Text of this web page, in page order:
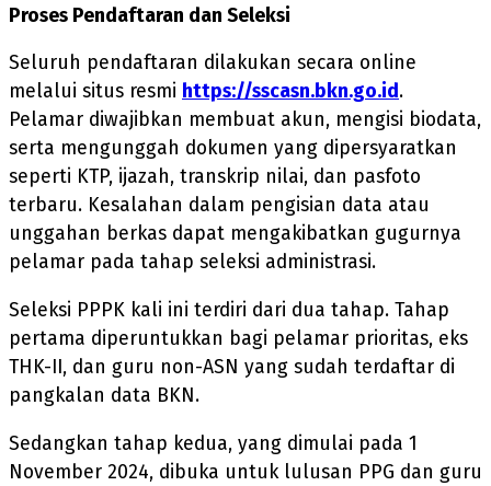
Proses Pendaftaran dan Seleksi
Seluruh pendaftaran dilakukan secara online
melalui situs resmi https://sscasn.bkn.go.id.
Pelamar diwajibkan membuat akun, mengisi biodata,
serta mengunggah dokumen yang dipersyaratkan
seperti KTP, ijazah, transkrip nilai, dan pasfoto
terbaru. Kesalahan dalam pengisian data atau
unggahan berkas dapat mengakibatkan gugurnya
pelamar pada tahap seleksi administrasi.
Seleksi PPPK kali ini terdiri dari dua tahap. Tahap
pertama diperuntukkan bagi pelamar prioritas, eks
THK-II, dan guru non-ASN yang sudah terdaftar di
pangkalan data BKN.
Sedangkan tahap kedua, yang dimulai pada 1
November 2024, dibuka untuk lulusan PPG dan guru